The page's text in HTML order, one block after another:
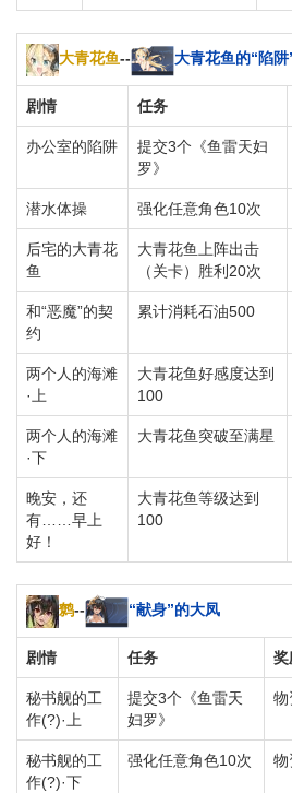
大青花鱼-- 大青花鱼的“陷阱
剧情 任务
办公室的陷阱
提交3个《鱼雷天妇
罗》
潜水体操 强化任意角色10次
后宅的大青花
鱼
大青花鱼上阵出击
（关卡）胜利20次
和“恶魔”的契
约
累计消耗石油500
两个人的海滩
·上
大青花鱼好感度达到
100
两个人的海滩
·下
大青花鱼突破至满星
晚安，还
有……早上
好！
大青花鱼等级达到
100
鹩-- “献身”的大凤
剧情 任务 奖
秘书舰的工
作(?)·上
提交3个《鱼雷天
妇罗》
物
秘书舰的工
作(?)·下
强化任意角色10次 物